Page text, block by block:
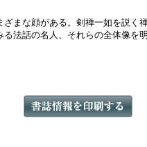
まな顔がある。剣禅一如を説く
法話の名人、それらの全体像を